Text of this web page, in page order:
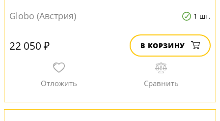
Globo (Австрия) 1 шт.
22 050 ₽ В КОРЗИНУ